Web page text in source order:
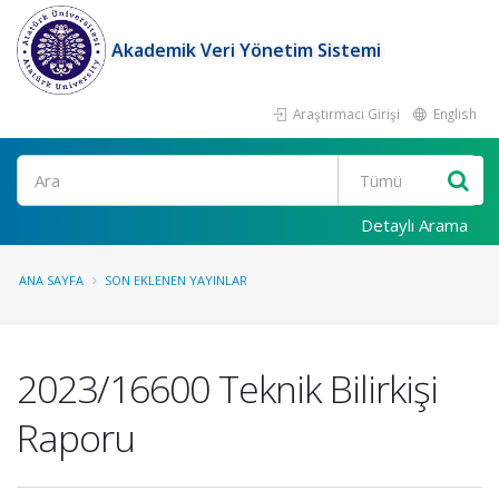
Akademik Veri Yönetim Sistemi
Araştırmacı Girişi English
Ara
Detaylı Arama
ANA SAYFA SON EKLENEN YAYINLAR
2023/16600 Teknik Bilirkişi
Raporu